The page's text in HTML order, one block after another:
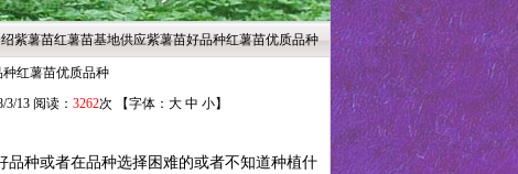
紫薯苗红薯苗基地供应紫薯苗好品种红薯苗优质品种
红薯苗优质品种
13 阅读： 3262次 【字体： 大 中 小】
种或者在品种选择困难的或者不知道种植什